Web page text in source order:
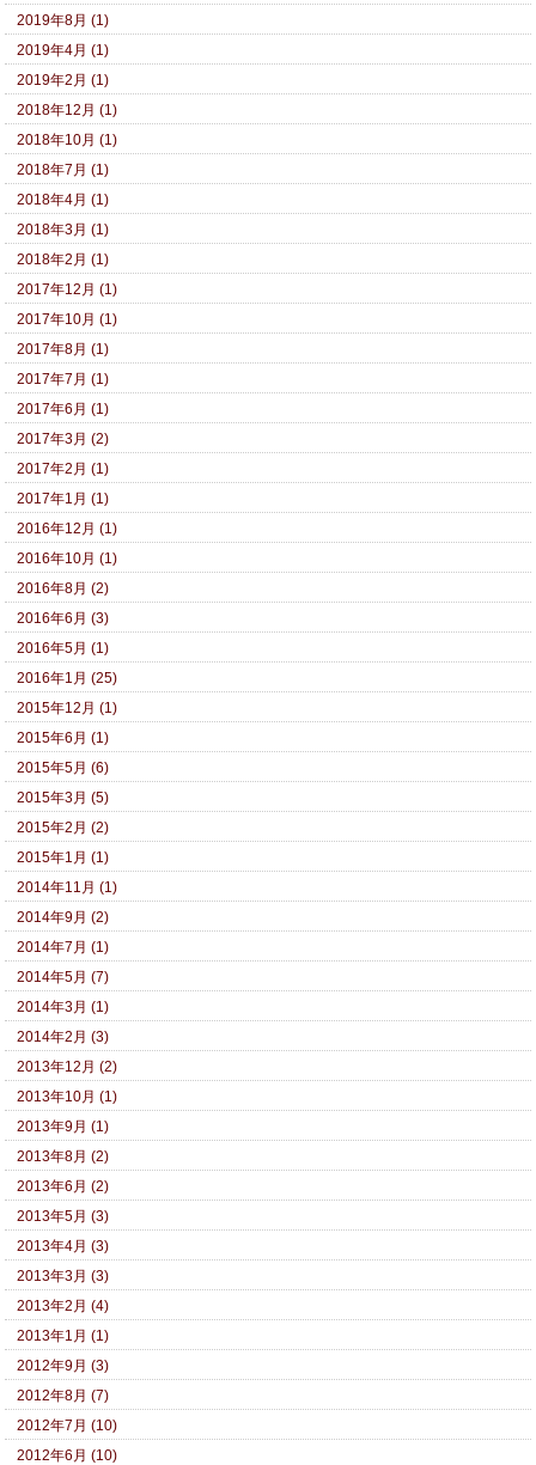
2019年8月 (1)
2019年4月 (1)
2019年2月 (1)
2018年12月 (1)
2018年10月 (1)
2018年7月 (1)
2018年4月 (1)
2018年3月 (1)
2018年2月 (1)
2017年12月 (1)
2017年10月 (1)
2017年8月 (1)
2017年7月 (1)
2017年6月 (1)
2017年3月 (2)
2017年2月 (1)
2017年1月 (1)
2016年12月 (1)
2016年10月 (1)
2016年8月 (2)
2016年6月 (3)
2016年5月 (1)
2016年1月 (25)
2015年12月 (1)
2015年6月 (1)
2015年5月 (6)
2015年3月 (5)
2015年2月 (2)
2015年1月 (1)
2014年11月 (1)
2014年9月 (2)
2014年7月 (1)
2014年5月 (7)
2014年3月 (1)
2014年2月 (3)
2013年12月 (2)
2013年10月 (1)
2013年9月 (1)
2013年8月 (2)
2013年6月 (2)
2013年5月 (3)
2013年4月 (3)
2013年3月 (3)
2013年2月 (4)
2013年1月 (1)
2012年9月 (3)
2012年8月 (7)
2012年7月 (10)
2012年6月 (10)